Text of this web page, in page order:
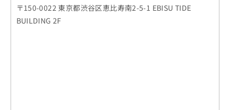
〒150-0022 東京都渋谷区恵比寿南2-5-1 EBISU TIDE
BUILDING 2F